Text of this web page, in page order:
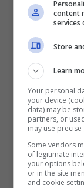
sono
festeggiare
content
services
Store
Learn
Your personal
your device
data) may be
partners, or
may use
Some vendors
of legitimate
your options
or in the site
and cookie